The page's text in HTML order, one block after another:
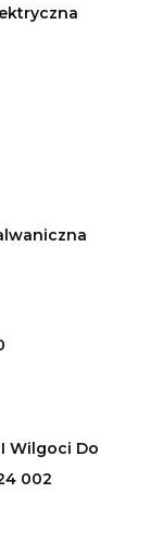
Wilgoci Do
002